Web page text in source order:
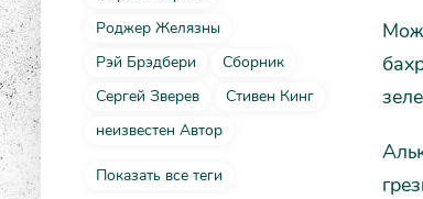
Роджер Желязны
Рэй Брэдбери
Сборник
Сергей Зверев
Стивен Кинг
неизвестен Автор
Показать все теги